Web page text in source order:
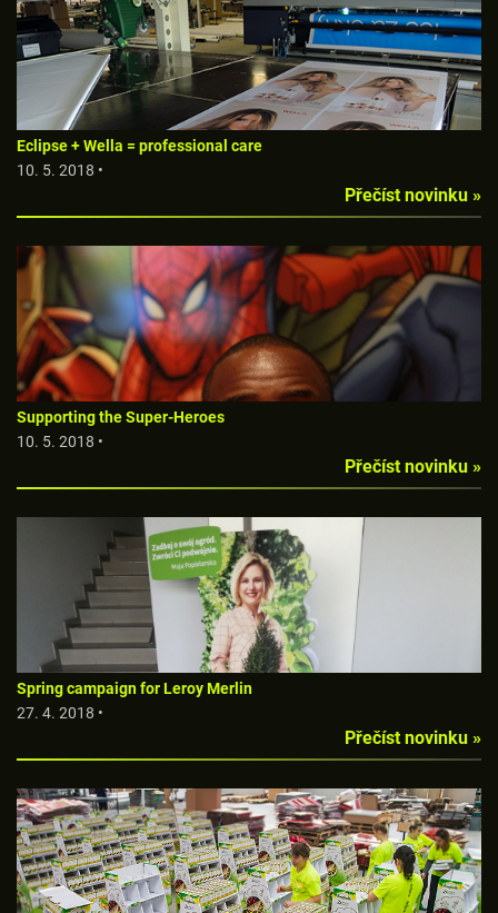
Eclipse + Wella = professional care
10. 5. 2018 •
Přečíst novinku »
Supporting the Super-Heroes
10. 5. 2018 •
Přečíst novinku »
Spring campaign for Leroy Merlin
27. 4. 2018 •
Přečíst novinku »